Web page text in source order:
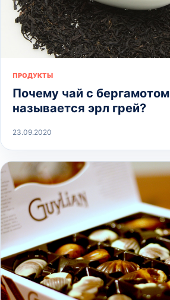
ПРОДУКТЫ
Почему чай с бергамотом
называется эрл грей?
23.09.2020